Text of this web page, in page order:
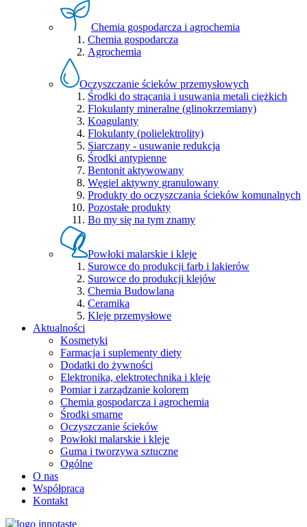
Chemia gospodarcza i agrochemia
Chemia gospodarcza
Agrochemia
Oczyszczanie ścieków przemysłowych
Środki do strącania i usuwania metali ciężkich
Flokulanty mineralne (glinokrzemiany)
Koagulanty
Flokulanty (polielektrolity)
Siarczany - usuwanie redukcja
Środki antypienne
Bentonit aktywowany
Węgiel aktywny granulowany
Produkty do oczyszczania ścieków komunalnych
Pozostałe produkty
Bo my się na tym znamy
Powłoki malarskie i kleje
Surowce do produkcji farb i lakierów
Surowce do produkcji klejów
Chemia Budowlana
Ceramika
Kleje przemysłowe
Aktualności
Kosmetyki
Farmacja i suplementy diety
Dodatki do żywności
Elektronika, elektrotechnika i kleje
Pomiar i zarządzanie kolorem
Chemia gospodarcza i agrochemia
Środki smarne
Oczyszczanie ścieków
Powłoki malarskie i kleje
Guma i tworzywa sztuczne
Ogólne
O nas
Współpraca
Kontakt